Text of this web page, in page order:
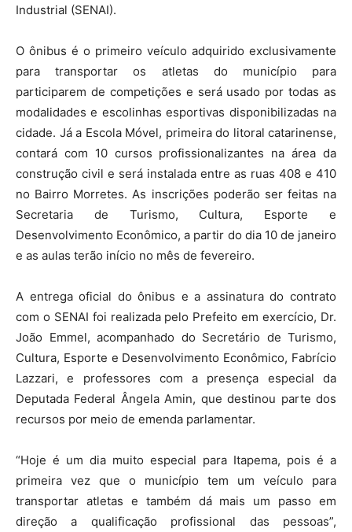
Industrial (SENAI).
O ônibus é o primeiro veículo adquirido exclusivamente
para transportar os atletas do município para
participarem de competições e será usado por todas as
modalidades e escolinhas esportivas disponibilizadas na
cidade. Já a Escola Móvel, primeira do litoral catarinense,
contará com 10 cursos profissionalizantes na área da
construção civil e será instalada entre as ruas 408 e 410
no Bairro Morretes. As inscrições poderão ser feitas na
Secretaria de Turismo, Cultura, Esporte e
Desenvolvimento Econômico, a partir do dia 10 de janeiro
e as aulas terão início no mês de fevereiro.
A entrega oficial do ônibus e a assinatura do contrato
com o SENAI foi realizada pelo Prefeito em exercício, Dr.
João Emmel, acompanhado do Secretário de Turismo,
Cultura, Esporte e Desenvolvimento Econômico, Fabrício
Lazzari, e professores com a presença especial da
Deputada Federal Ângela Amin, que destinou parte dos
recursos por meio de emenda parlamentar.
“Hoje é um dia muito especial para Itapema, pois é a
primeira vez que o município tem um veículo para
transportar atletas e também dá mais um passo em
direção a qualificação profissional das pessoas”,